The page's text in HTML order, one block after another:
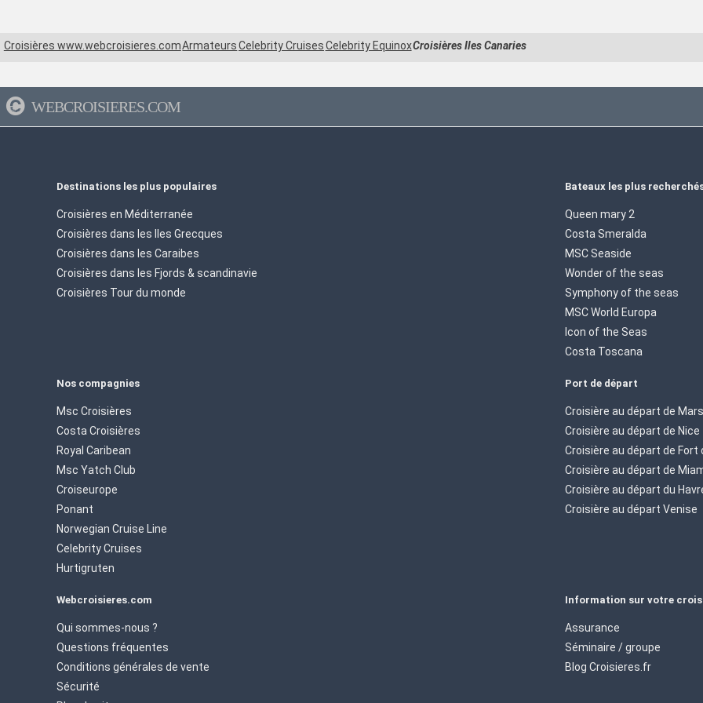
Croisières www.webcroisieres.comArmateursCelebrity CruisesCelebrity EquinoxCroisières Iles Canaries
WEBCROISIERES.COM
Destinations les plus populaires
Croisières en Méditerranée
Croisières dans les Iles Grecques
Croisières dans les Caraibes
Croisières dans les Fjords & scandinavie
Croisières Tour du monde
Bateaux les plus
Queen mary 2
Costa Smeralda
MSC Seaside
Wonder of the seas
Symphony of the seas
MSC World Europa
Icon of the Seas
Costa Toscana
Nos compagnies
Msc Croisières
Costa Croisières
Royal Caribean
Msc Yatch Club
Croiseurope
Ponant
Norwegian Cruise Line
Celebrity Cruises
Hurtigruten
Port de départ
Croisière au départ de
Croisière au départ de Nice
Croisière au départ de Fort
Croisière au départ de
Croisière au départ du
Croisière au départ Venise
Webcroisieres.com
Qui sommes-nous ?
Questions fréquentes
Conditions générales de vente
Sécurité
Information sur votre
Assurance
Séminaire / groupe
Blog Croisieres.fr